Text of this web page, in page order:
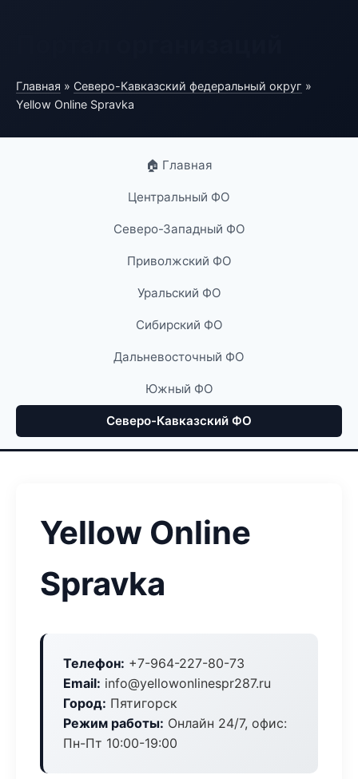
Главная » Северо-Кавказский федеральный округ »
Yellow Online Spravka
🏠 Главная
Центральный ФО
Северо-Западный ФО
Приволжский ФО
Уральский ФО
Сибирский ФО
Дальневосточный ФО
Южный ФО
Северо-Кавказский ФО
Yellow Online
Spravka
Телефон: +7-964-227-80-73
Email: info@yellowonlinespr287.ru
Город: Пятигорск
Режим работы: Онлайн 24/7, офис:
Пн-Пт 10:00-19:00